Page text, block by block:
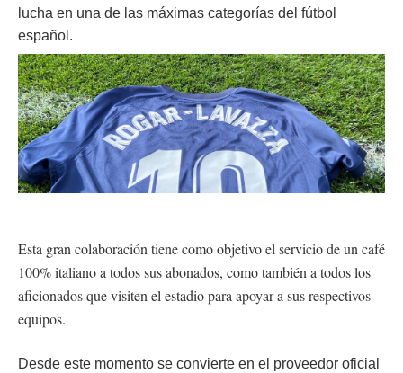
lucha en una de las máximas categorías del fútbol
español.
Esta gran colaboración tiene como objetivo el servicio de un café
100% italiano a todos sus abonados, como también a todos los
aficionados que visiten el estadio para apoyar a sus respectivos
equipos.
Desde este momento se convierte en el proveedor oficial